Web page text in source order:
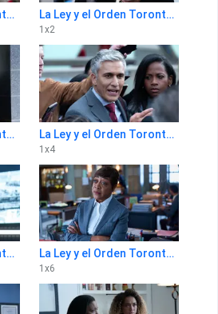
La Ley y el Orden Toronto: Intento Criminal 1x1 La Ley y el Orden Toronto: Intento Criminal 1x2
1 x2
La Ley y el Orden Toronto: Intento Criminal 1x3 La Ley y el Orden Toronto: Intento Criminal 1x4
1 x4
La Ley y el Orden Toronto: Intento Criminal 1x5 La Ley y el Orden Toronto: Intento Criminal 1x6
1 x6